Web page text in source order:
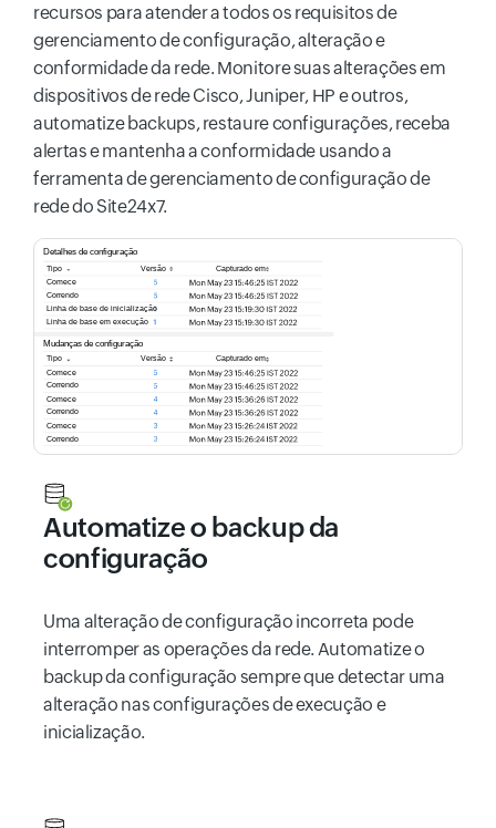
recursos para atender a todos os requisitos de
gerenciamento de configuração, alteração e
conformidade da rede. Monitore suas alterações em
dispositivos de rede Cisco, Juniper, HP e outros,
automatize backups, restaure configurações, receba
alertas e mantenha a conformidade usando a
ferramenta de gerenciamento de configuração de
rede do Site24x7.
Automatize o backup da
configuração
Uma alteração de configuração incorreta pode
interromper as operações da rede. Automatize o
backup da configuração sempre que detectar uma
alteração nas configurações de execução e
inicialização.